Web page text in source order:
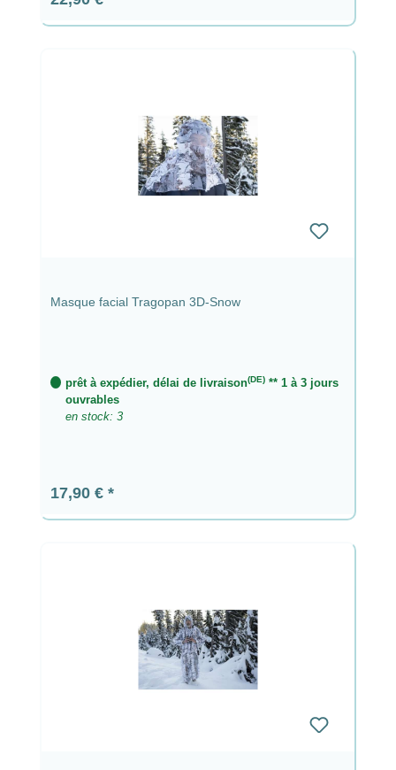
Masque facial Tragopan 3D-Snow
prêt à expédier, délai de livraison(DE)** 1 à 3 jours
ouvrables
en stock: 3
Prix régulier :
17,90 €